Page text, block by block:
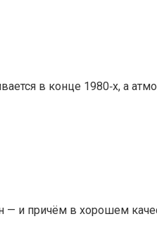
в конце 1980‑х, а
— и причём в хорошем